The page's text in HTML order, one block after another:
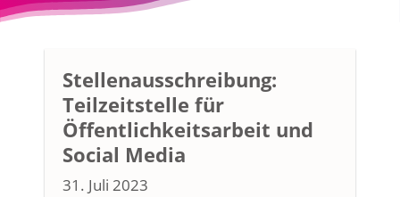
Stellenaus­schreibung:
Teilzeitstelle für
Öffentlichkeitsarbeit und
Social Media
31. Juli 2023